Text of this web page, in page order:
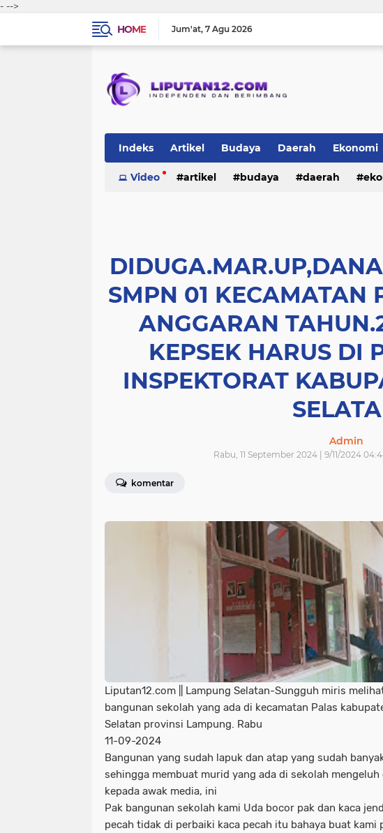
- -->
HOME
Jum'at 7 Agu 2026
Indeks Artikel Budaya Daerah Ekonomi
Peristiwa Politik TNI-Polri sosial
Video artikel budaya daerah
SMPN 01 KECAMATAN
ANGGARAN
KEPSEK HARUS DI
INSPEKTORAT
Admin
Rabu, 11 September 2024 | 9/11/2024
komentar
Liputan12.com || Lampung Selatan-Sungguh miris
bangunan sekolah yang ada di kecamatan Palas
Selatan provinsi Lampung. Rabu
11-09-2024
Bangunan yang sudah lapuk dan atap yang sudah
sehingga membuat murid yang ada di sekolah mengeluh
kepada awak media, ini
Pak bangunan sekolah kami Uda bocor pak dan kaca
pecah tidak di perbaiki kaca pecah itu bahaya buat kami